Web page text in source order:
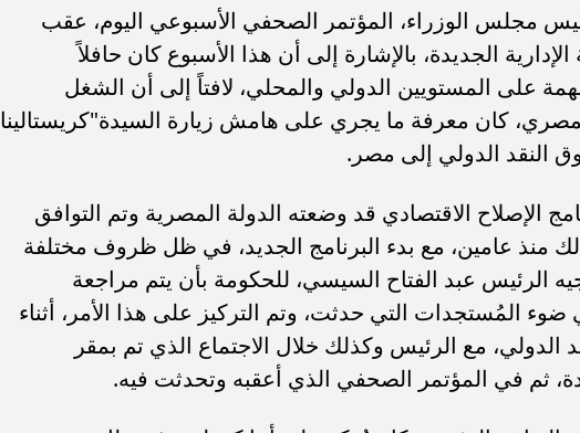
مجلس الوزراء، المؤتمر الصحفي الأسبوعي اليوم، عقب
الجديدة، بالإشارة إلى أن هذا الأسبوع كان حافلاً
على المستويين الدولي والمحلي، لافتاً إلى أن الشغل
كان معرفة ما يجري على هامش زيارة السيدة"كريستالينا
النقد الدولي إلى مصر.
الإصلاح الاقتصادي قد وضعته الدولة المصرية وتم التوافق
منذ عامين، مع بدء البرنامج الجديد، في ظل ظروف مختلفة
الرئيس عبد الفتاح السيسي، للحكومة بأن يتم مراجعة
المُستجدات التي حدثت، وتم التركيز على هذا الأمر، أثناء
الدولي، مع الرئيس وكذلك خلال الاجتماع الذي تم بمقر
ثم في المؤتمر الصحفي الذي أعقبه وتحدثت فيه.